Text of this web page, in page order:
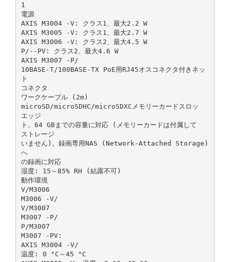
1
電源
AXIS M3004 ‑V: クラス1、最大2.2 W
AXIS M3005 ‑V: クラス1、最大2.7 W
AXIS M3006 ‑V: クラス2、最大4.5 W
P/‑‑PV: クラス2、最大4.6 W
AXIS M3007 ‑P/
10BASE‑T/100BASE‑TX PoE用RJ45オスコネクタ付きネッ
ト
コネクタ
ワークケーブル (2m)
microSD/microSDHC/microSDXCメモリーカードスロッ
エッジ
ト、64 GBまでの容量に対応 (メモリーカードは付属して
ストレージ
いません)。録画専用NAS (Network‑Attached Storage)
へ
の録画に対応
湿度: 15～85% RH (結露不可)
動作環境
V/M3006
M3006 ‑V/
V/M3007
M3007 ‑P/
P/M3007
M3007 ‑PV:
AXIS M3004 ‑V/
温度: 0 °C～45 °C